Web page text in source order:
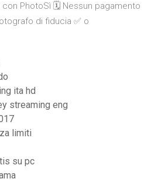
PhotoSì 🗓️ Nessun pagamento
di fiducia ✅ o
ita hd
streaming eng
limiti
su pc